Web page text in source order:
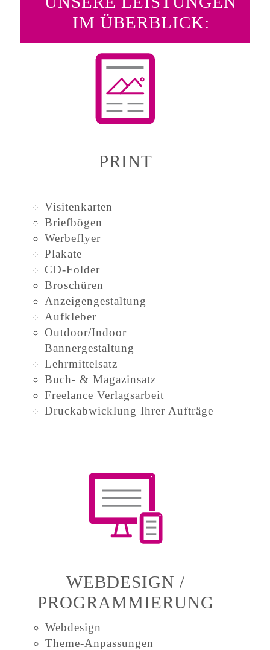
IM ÜBERBLICK:
PRINT
Visitenkarten
Briefbögen
Werbeflyer
Plakate
CD-Folder
Broschüren
Anzeigengestaltung
Aufkleber
Outdoor/Indoor
Bannergestaltung
Lehrmittelsatz
Buch- & Magazinsatz
Freelance Verlagsarbeit
Druckabwicklung Ihrer Aufträge
WEBDESIGN /
PROGRAMMIERUNG
Webdesign
Theme-Anpassungen